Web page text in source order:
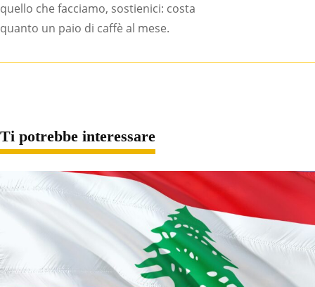
quello che facciamo, sostienici: costa
quanto un paio di caffè al mese.
Ti potrebbe interessare